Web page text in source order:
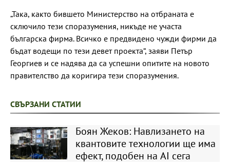
„Така, както бившето Министерство на отбраната е
сключило тези споразумения, никъде не участа
българска фирма. Всичко е предвидено чужди фирми да
бъдат водещи по тези девет проекта“, заяви Петър
Георгиев и се надява да са успешни опитите на новото
правителство да коригира тези споразумения.
СВЪРЗАНИ СТАТИИ
Боян Жеков: Навлизането на
квантовите технологии ще има
ефект, подобен на AI сега